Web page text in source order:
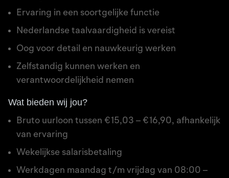
Ervaring in een soortgelijke functie
Nederlandse taalvaardigheid is vereist
Oog voor detail en nauwkeurig werken
Zelfstandig kunnen werken en
verantwoordelijkheid nemen
Wat bieden wij jou?
Bruto uurloon tussen €15,03 – €16,90, afhankelijk
van ervaring
Wekelijkse salarisbetaling
Werkdagen maandag t/m vrijdag van 08:00 –